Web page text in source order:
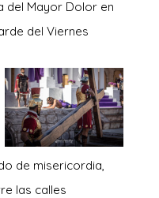
del Mayor Dolor en
del Viernes
de misericordia,
las calles